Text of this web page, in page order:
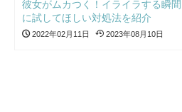
彼女がムカつく！イライラする瞬
に試してほしい対処法を紹介
2022年02月11日 2023年08月10日